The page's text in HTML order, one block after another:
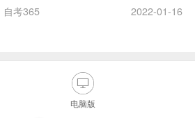
自考365 2022-01-16
电脑版